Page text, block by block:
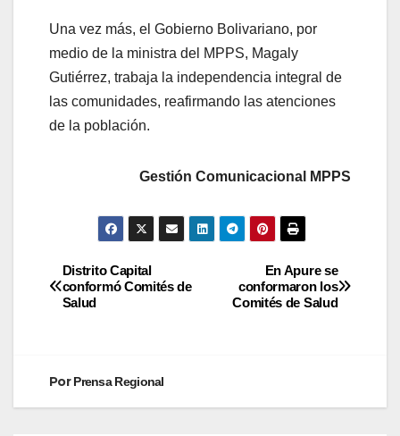
Una vez más, el Gobierno Bolivariano, por
medio de la ministra del MPPS, Magaly
Gutiérrez, trabaja la independencia integral de
las comunidades, reafirmando las atenciones
de la población.
Gestión Comunicacional MPPS
En Apure se
conformaron los
Comités de Salud
Distrito Capital
conformó Comités de
Salud
PorPrensa Regional